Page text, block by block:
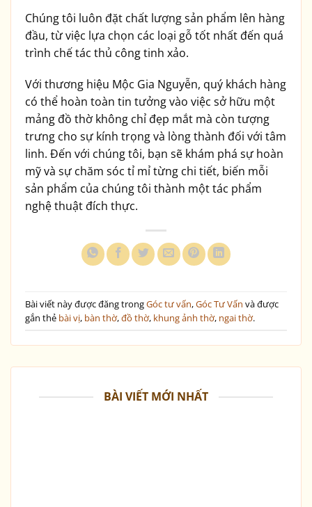
Chúng tôi luôn đặt chất lượng sản phẩm lên hàng
đầu, từ việc lựa chọn các loại gỗ tốt nhất đến quá
trình chế tác thủ công tinh xảo.
Với thương hiệu Mộc Gia Nguyễn, quý khách hàng
có thể hoàn toàn tin tưởng vào việc sở hữu một
mảng đồ thờ không chỉ đẹp mắt mà còn tượng
trưng cho sự kính trọng và lòng thành đối với tâm
linh. Đến với chúng tôi, bạn sẽ khám phá sự hoàn
mỹ và sự chăm sóc tỉ mỉ từng chi tiết, biến mỗi
sản phẩm của chúng tôi thành một tác phẩm
nghệ thuật đích thực.
Bài viết này được đăng trongGóc tư vấn,Góc Tư Vấn và được
gắn thẻ bài vị, bàn thờ,đồ thờ, khung ảnh thờ, ngai thờ.
BÀI VIẾT MỚI NHẤT